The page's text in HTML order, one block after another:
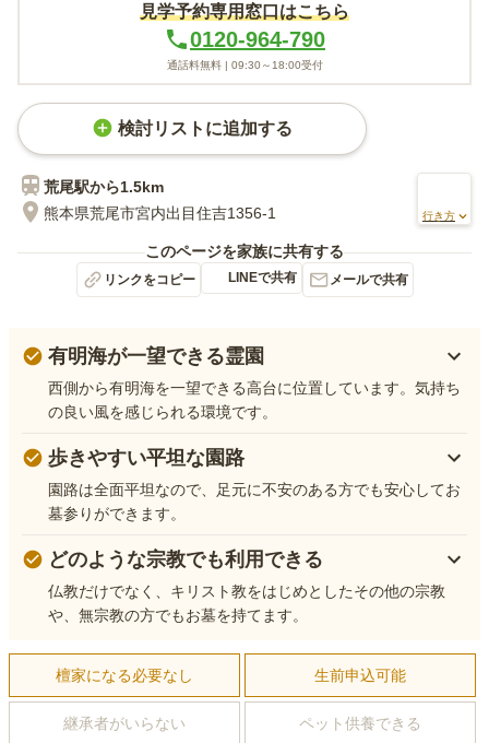
見学予約専用窓口はこちら
0120-964-790
通話料無料 | 09:30～18:00受付
検討リストに追加する
荒尾駅から1.5km
熊本県荒尾市宮内出目住吉1356-1
行き方
このページを家族に共有する
リンクをコピー LINEで共有 メールで共有
有明海が一望できる霊園
西側から有明海を一望できる高台に位置しています。気持ち
の良い風を感じられる環境です。
歩きやすい平坦な園路
園路は全面平坦なので、足元に不安のある方でも安心してお
墓参りができます。
どのような宗教でも利用できる
仏教だけでなく、キリスト教をはじめとしたその他の宗教
や、無宗教の方でもお墓を持てます。
檀家になる必要なし 生前申込可能
継承者がいらない ペット供養できる